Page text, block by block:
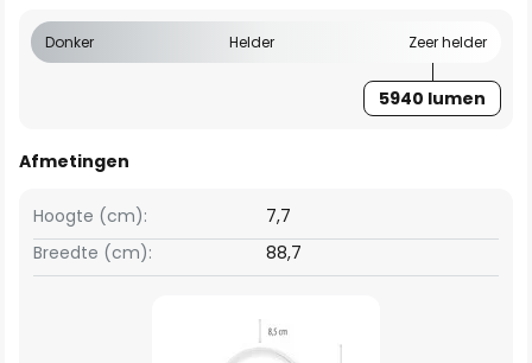
Donker Helder Zeer helder
5940 lumen
Afmetingen
Breedte (cm): 88,7
Hoogte (cm): 7,7